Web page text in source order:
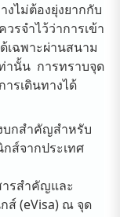
งไม่ต้องยุ่งยากกับ
จำไว้ว่าการเข้า
เฉพาะผ่านสนาม
านั้น การทราบจุด
รเดินทางได้
บกสำคัญสำหรับ
ส์จากประเทศ
ารสำคัญและ
ส์ (eVisa) ณ จุด